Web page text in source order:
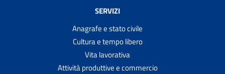
SERVIZI
Anagrafe e stato civile
Cultura e tempo libero
Vita lavorativa
Attività produttive e commercio